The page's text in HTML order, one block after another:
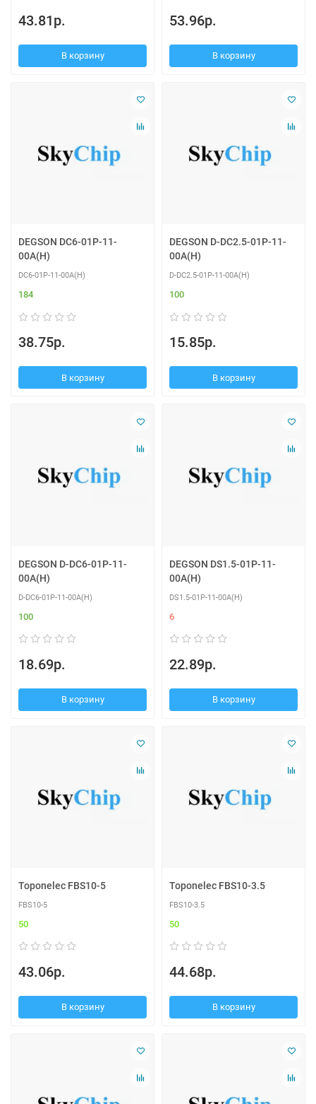
43.81р.
В корзину
53.96р.
В корзину
DEGSON DC6-01P-11-
00A(H)
DC6-01P-11-00A(H)
184
38.75р.
В корзину
DEGSON D-DC2.5-01P-11-
00A(H)
D-DC2.5-01P-11-00A(H)
100
15.85р.
В корзину
DEGSON D-DC6-01P-11-
00A(H)
D-DC6-01P-11-00A(H)
100
18.69р.
В корзину
DEGSON DS1.5-01P-11-
00A(H)
DS1.5-01P-11-00A(H)
6
22.89р.
В корзину
Toponelec FBS10-5
FBS10-5
50
43.06р.
В корзину
Toponelec FBS10-3.5
FBS10-3.5
50
44.68р.
В корзину